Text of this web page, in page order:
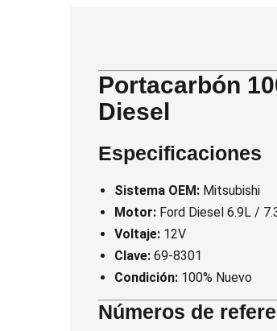
Portacarbón
Diesel
Especificaciones
Sistema OEM: Mitsubishi
Motor: Ford Diesel 6.9L /
Voltaje: 12V
Clave: 69-8301
Condición: 100% Nuevo
Números de